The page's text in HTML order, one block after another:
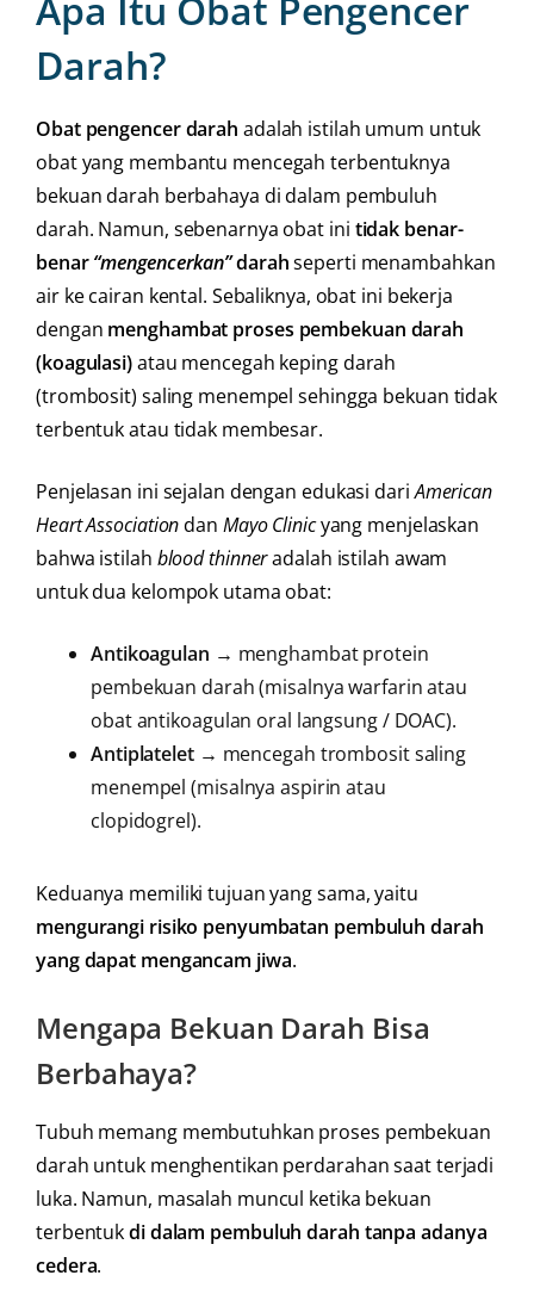
Darah?
Obat pengencer darah adalah istilah umum untuk
obat yang membantu mencegah terbentuknya
bekuan darah berbahaya di dalam pembuluh
darah. Namun, sebenarnya obat ini tidak benar-
benar“mengencerkan”darahseperti menambahkan
air ke cairan kental. Sebaliknya, obat ini bekerja
dengan menghambat proses pembekuan darah
(koagulasi)atau mencegah keping darah
(trombosit) saling menempel sehingga bekuan tidak
terbentuk atau tidak membesar.
Penjelasan ini sejalan dengan edukasi dariAmerican
Heart Associationdan Mayo Clinicyang menjelaskan
bahwa istilah blood thinneradalah istilah awam
untuk dua kelompok utama obat:
Antikoagulan → menghambat protein
pembekuan darah (misalnya warfarin atau
obat antikoagulan oral langsung / DOAC).
Antiplatelet → mencegah trombosit saling
menempel (misalnya aspirin atau
clopidogrel).
Keduanya memiliki tujuan yang sama, yaitu
mengurangi risiko penyumbatan pembuluh darah
yang dapat mengancam jiwa.
Mengapa Bekuan Darah Bisa
Berbahaya?
Tubuh memang membutuhkan proses pembekuan
darah untuk menghentikan perdarahan saat terjadi
luka. Namun, masalah muncul ketika bekuan
terbentukdi dalam pembuluh darah tanpa adanya
cedera.